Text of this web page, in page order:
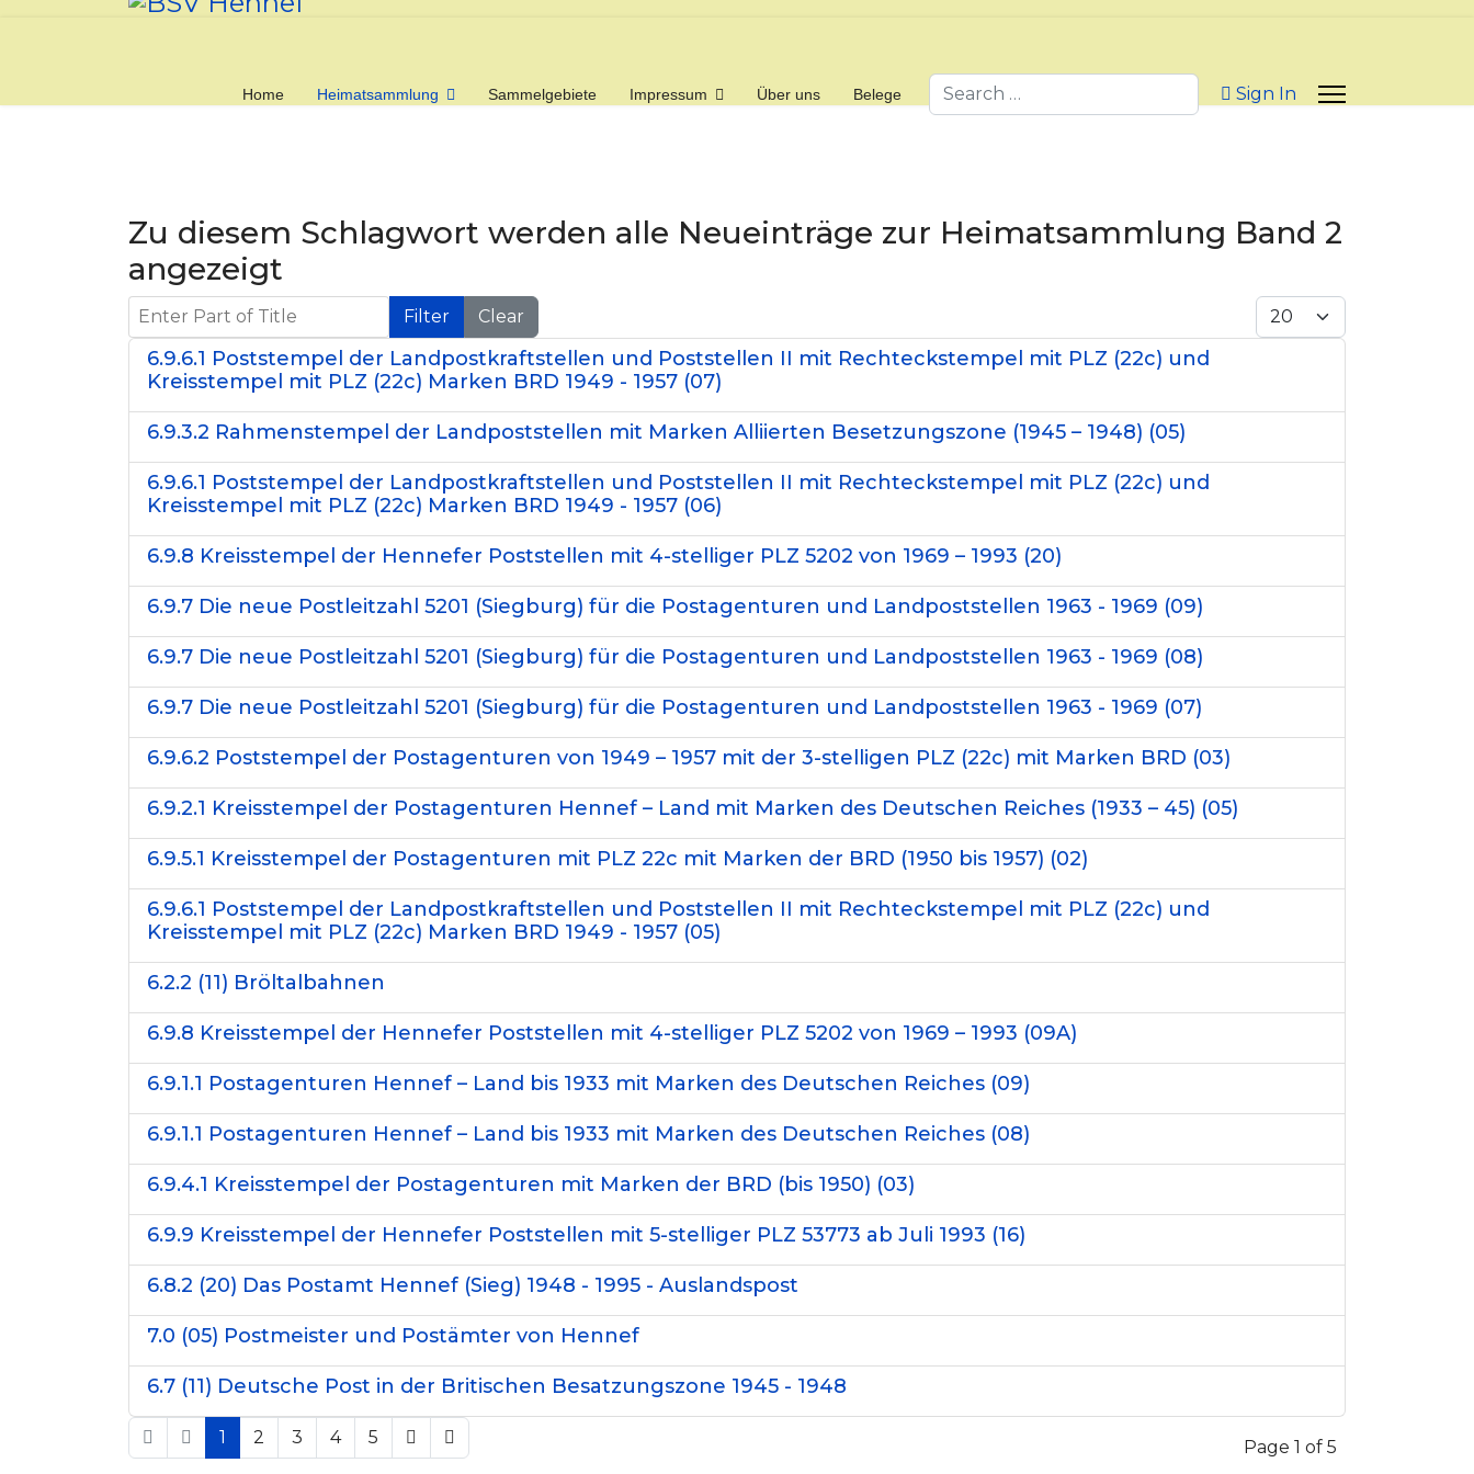
Home Heimatsammlung Sammelgebiete Impressum Über uns Belege Search Sign In
Zu diesem Schlagwort werden alle Neueinträge zur Heimatsammlung Band 2
angezeigt
Enter Part of Title Filter Clear Display #
6.9.6.1 Poststempel der Landpostkraftstellen und Poststellen II mit Rechteckstempel mit PLZ (22c) und
Kreisstempel mit PLZ (22c) Marken BRD 1949 - 1957 (07)
6.9.3.2 Rahmenstempel der Landpoststellen mit Marken Alliierten Besetzungszone (1945 – 1948) (05)
6.9.6.1 Poststempel der Landpostkraftstellen und Poststellen II mit Rechteckstempel mit PLZ (22c) und
Kreisstempel mit PLZ (22c) Marken BRD 1949 - 1957 (06)
6.9.8 Kreisstempel der Hennefer Poststellen mit 4-stelliger PLZ 5202 von 1969 – 1993 (20)
6.9.7 Die neue Postleitzahl 5201 (Siegburg) für die Postagenturen und Landpoststellen 1963 - 1969 (09)
6.9.7 Die neue Postleitzahl 5201 (Siegburg) für die Postagenturen und Landpoststellen 1963 - 1969 (08)
6.9.7 Die neue Postleitzahl 5201 (Siegburg) für die Postagenturen und Landpoststellen 1963 - 1969 (07)
6.9.6.2 Poststempel der Postagenturen von 1949 – 1957 mit der 3-stelligen PLZ (22c) mit Marken BRD (03)
6.9.2.1 Kreisstempel der Postagenturen Hennef – Land mit Marken des Deutschen Reiches (1933 – 45) (05)
6.9.5.1 Kreisstempel der Postagenturen mit PLZ 22c mit Marken der BRD (1950 bis 1957) (02)
6.9.6.1 Poststempel der Landpostkraftstellen und Poststellen II mit Rechteckstempel mit PLZ (22c) und
Kreisstempel mit PLZ (22c) Marken BRD 1949 - 1957 (05)
6.2.2 (11) Bröltalbahnen
6.9.8 Kreisstempel der Hennefer Poststellen mit 4-stelliger PLZ 5202 von 1969 – 1993 (09A)
6.9.1.1 Postagenturen Hennef – Land bis 1933 mit Marken des Deutschen Reiches (09)
6.9.1.1 Postagenturen Hennef – Land bis 1933 mit Marken des Deutschen Reiches (08)
6.9.4.1 Kreisstempel der Postagenturen mit Marken der BRD (bis 1950) (03)
6.9.9 Kreisstempel der Hennefer Poststellen mit 5-stelliger PLZ 53773 ab Juli 1993 (16)
6.8.2 (20) Das Postamt Hennef (Sieg) 1948 - 1995 - Auslandspost
7.0 (05) Postmeister und Postämter von Hennef
6.7 (11) Deutsche Post in der Britischen Besatzungszone 1945 - 1948
Page 1 of 5
1 2 3 4 5